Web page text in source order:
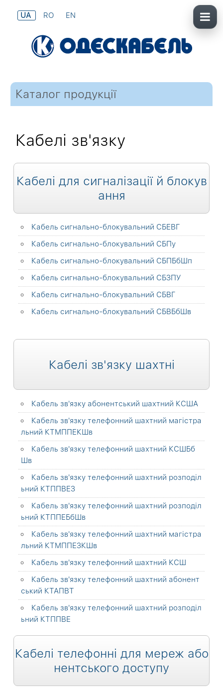
UA RO EN
Каталог продукції
Кабелі зв'язку
Кабелі для сигналізації й блокув
ання
Кабель сигнально-блокувальний СБЕВГ
Кабель сигнально-блокувальний СБПу
Кабель сигнально-блокувальний СБПБбШп
Кабель сигнально-блокувальний СБЗПУ
Кабель сигнально-блокувальний СБВГ
Кабель сигнально-блокувальний СБВБбШв
Кабелі зв'язку шахтні
Кабель зв'язку абонентський шахтний КСША
Кабель зв'язку телефонний шахтний магістра
льний КТМППЕКШв
Кабель зв'язку телефонний шахтний КСШБб
Шв
Кабель зв'язку телефонний шахтний розподіл
ьний КТППВЕЗ
Кабель зв'язку телефонний шахтний розподіл
ьний КТППЕБбШв
Кабель зв'язку телефонний шахтний магістра
льний КТМППЕЗКШв
Кабель зв'язку телефонний шахтний КСШ
Кабель зв'язку телефонний шахтний абонент
ський КТАПВТ
Кабель зв'язку телефонний шахтний розподіл
ьний КТППВЕ
Кабелі телефонні для мереж або
нентського доступу